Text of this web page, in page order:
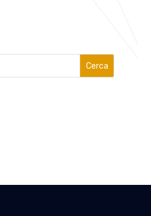
Cerca